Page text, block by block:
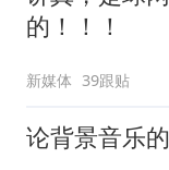
的！！！
新媒体 39跟贴
论背景音乐